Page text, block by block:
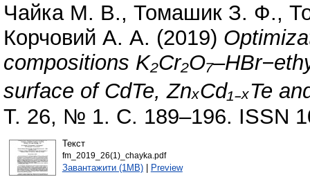
Чайка М. В., Томашик З. Ф.,
Корчовий А. А. (2019)
compositions
surface of CdTe, ZnₓCd₁₋ₓTe
Т. 26, № 1. С. 189–196. ISSN
Текст
fm_2019_26(1)_chayka.pdf
Завантажити (1MB)| Preview